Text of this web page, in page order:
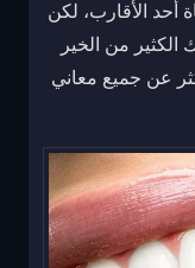
أحد الأقارب، لكن
من الخير
عن جميع معاني